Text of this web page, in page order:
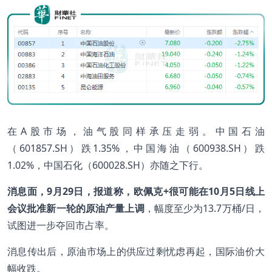
在A股市场，油气股同样承压走弱。中国石油
（601857.SH）跌1.35%，中国海油（600938.SH）跌
1.02%，中国石化（600028.SH）亦随之下行。
消息面，9月29日，报道称，欧佩克+很可能在10月5日线上
会议批准新一轮的原油产量上调，幅度至少为13.7万桶/日，
试图进一步夺回市占率。
消息传出后，原油市场上的供应过剩忧虑再起，国际油价大
幅收跌。